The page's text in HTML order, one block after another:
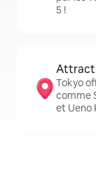
5 !
Tokyo
comme
et Ueno